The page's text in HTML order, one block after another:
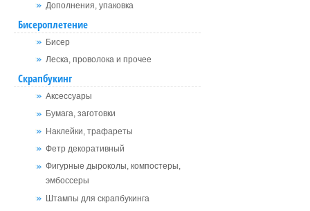
Дополнения, упаковка
Бисероплетение
Бисер
Леска, проволока и прочее
Скрапбукинг
Аксессуары
Бумага, заготовки
Наклейки, трафареты
Фетр декоративный
Фигурные дыроколы, компостеры,
эмбоссеры
Штампы для скрапбукинга